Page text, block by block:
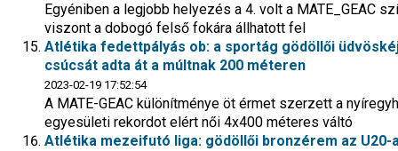
Egyéniben a legjobb helyezés a 4. volt a MATE_GEAC
viszont a dobogó felső fokára állhatott fel
Atlétika fedettpályás ob: a sportág gödöllői
csúcsát adta át a múltnak 200 méteren
2023-02-19 17:52:54
A MATE-GEAC különítménye öt érmet szerzett a
egyesületi rekordot elért női 4x400 méteres váltó
Atlétika mezeifutó liga: gödöllői bronzérem az U20-